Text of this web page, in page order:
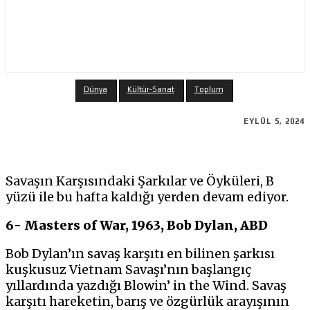
Dünya Kültür-Sanat Toplum
EYLÜL 5, 2024
Savaşın Karşısındaki Şarkılar ve Öyküleri, B
yüzü ile bu hafta kaldığı yerden devam ediyor.
6- Masters of War, 1963, Bob Dylan, ABD
Bob Dylan’ın savaş karşıtı en bilinen şarkısı
kuşkusuz Vietnam Savaşı’nın başlangıç
yıllardında yazdığı Blowin’ in the Wind. Savaş
karşıtı hareketin, barış ve özgürlük arayışının